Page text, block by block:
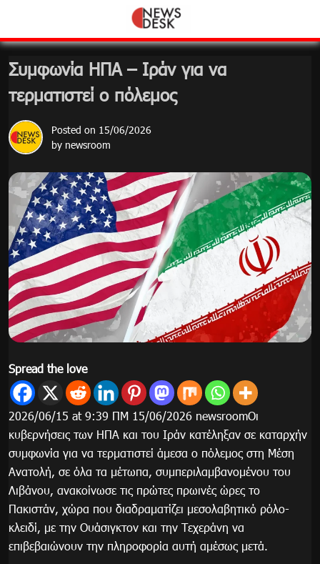
content
Συμφωνία ΗΠΑ – Ιράν για να
τερματιστεί ο πόλεμος
Posted on 15/06/2026
by newsroom
Spread the love
2026/06/15 at 9:39 ΠΜ 15/06/2026 newsroomΟι
κυβερνήσεις των ΗΠΑ και του Ιράν κατέληξαν σε καταρχήν
συμφωνία για να τερματιστεί άμεσα ο πόλεμος στη Μέση
Ανατολή, σε όλα τα μέτωπα, συμπεριλαμβανομένου του
Λιβάνου, ανακοίνωσε τις πρώτες πρωινές ώρες το
Πακιστάν, χώρα που διαδραματίζει μεσολαβητικό ρόλο-
κλειδί, με την Ουάσιγκτον και την Τεχεράνη να
επιβεβαιώνουν την πληροφορία αυτή αμέσως μετά.